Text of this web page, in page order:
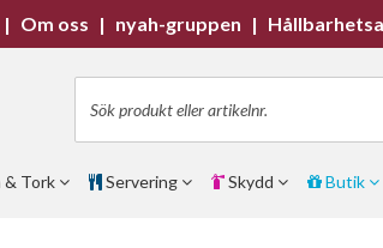
| Om oss | nyah-gruppen |
& Tork Servering Skydd Butik